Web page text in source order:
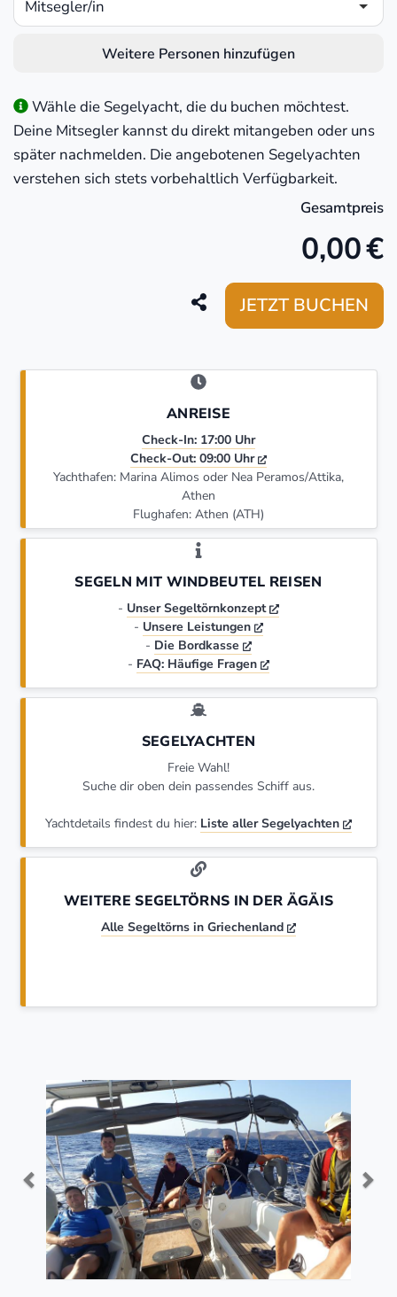
Mitsegler/in
Weitere Personen hinzufügen
Wähle die Segelyacht, die du buchen möchtest.
Deine Mitsegler kannst du direkt mitangeben oder uns
später nachmelden. Die angebotenen Segelyachten
verstehen sich stets vorbehaltlich Verfügbarkeit.
Gesamtpreis
€
0,00
JETZT BUCHEN
ANREISE
Check-In: 17:00 Uhr
Check-Out: 09:00 Uhr
Yachthafen: Marina Alimos oder Nea Peramos/Attika,
Athen
Flughafen: Athen (ATH)
SEGELN MIT WINDBEUTEL REISEN
- Unser Segeltörnkonzept
- Unsere Leistungen
- Die Bordkasse
- FAQ: Häufige Fragen
SEGELYACHTEN
Freie Wahl!
Suche dir oben dein passendes Schiff aus.
Yachtdetails findest du hier: Liste aller Segelyachten
WEITERE SEGELTÖRNS IN DER ÄGÄIS
Alle Segeltörns in Griechenland